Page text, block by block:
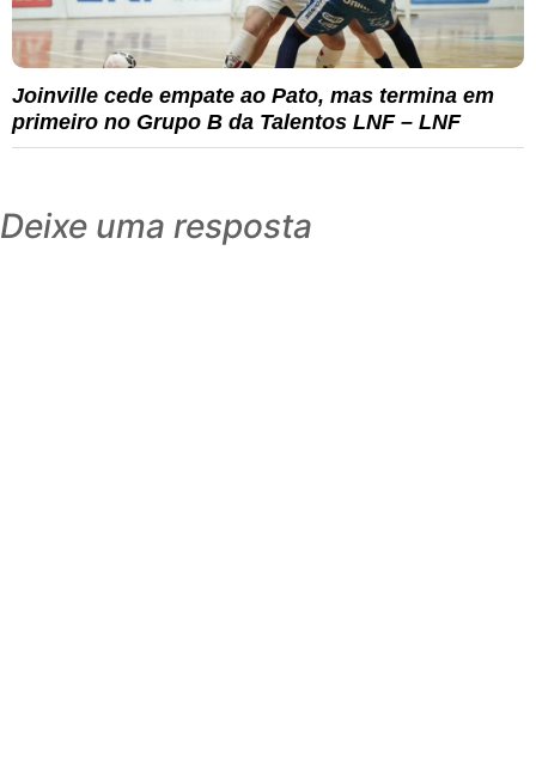
Joinville cede empate ao Pato, mas termina em
primeiro no Grupo B da Talentos LNF – LNF
Deixe uma resposta